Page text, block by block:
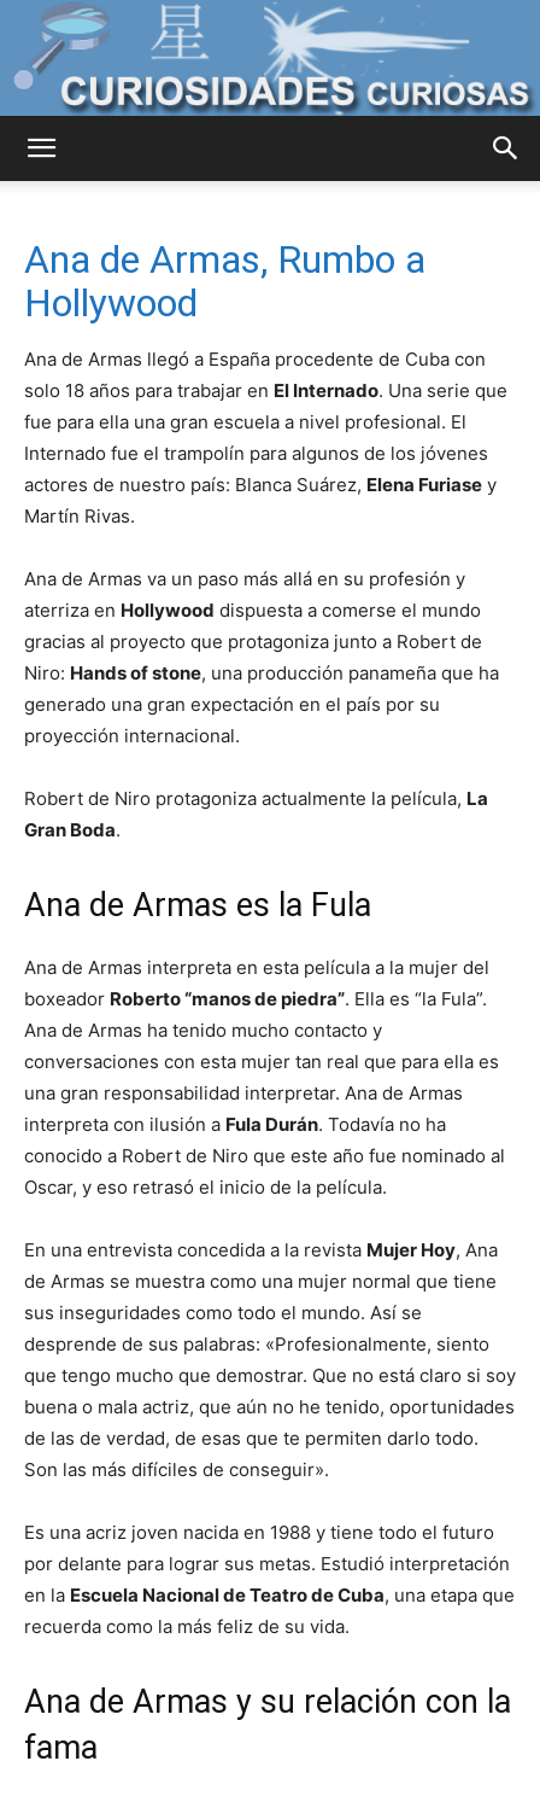
Curiosas
del
Mundo
Ana de Armas, Rumbo a
Hollywood
Ana de Armas llegó a España procedente de Cuba con
solo 18 años para trabajar en El Internado. Una serie que
fue para ella una gran escuela a nivel profesional. El
Internado fue el trampolín para algunos de los jóvenes
actores de nuestro país: Blanca Suárez, Elena Furiase y
Martín Rivas.
Ana de Armas va un paso más allá en su profesión y
aterriza en Hollywood dispuesta a comerse el mundo
gracias al proyecto que protagoniza junto a Robert de
Niro: Hands of stone, una producción panameña que ha
generado una gran expectación en el país por su
proyección internacional.
Robert de Niro protagoniza actualmente la película, La
Gran Boda.
Ana de Armas es la Fula
Ana de Armas interpreta en esta película a la mujer del
boxeador Roberto “manos de piedra”. Ella es “la Fula”.
Ana de Armas ha tenido mucho contacto y
conversaciones con esta mujer tan real que para ella es
una gran responsabilidad interpretar. Ana de Armas
interpreta con ilusión a Fula Durán. Todavía no ha
conocido a Robert de Niro que este año fue nominado al
Oscar, y eso retrasó el inicio de la película.
En una entrevista concedida a la revista Mujer Hoy, Ana
de Armas se muestra como una mujer normal que tiene
sus inseguridades como todo el mundo. Así se
desprende de sus palabras: «Profesionalmente, siento
que tengo mucho que demostrar. Que no está claro si soy
buena o mala actriz, que aún no he tenido, oportunidades
de las de verdad, de esas que te permiten darlo todo.
Son las más difíciles de conseguir».
Es una acriz joven nacida en 1988 y tiene todo el futuro
por delante para lograr sus metas. Estudió interpretación
en la Escuela Nacional de Teatro de Cuba, una etapa que
recuerda como la más feliz de su vida.
Ana de Armas y su relación con la
fama